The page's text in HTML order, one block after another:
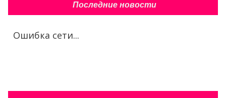
Последние новости
Ошибка сети...